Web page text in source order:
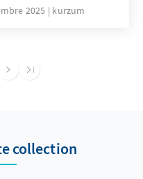
Eine
das Ziel sein,
die auch
sein sollten.
2025 kurzum
collection